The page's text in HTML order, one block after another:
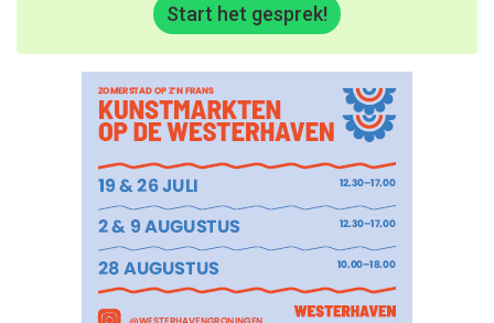
Start het gesprek!